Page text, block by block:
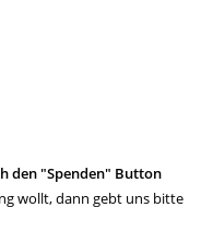
den "Spenden" Button
wollt, dann gebt uns bitte